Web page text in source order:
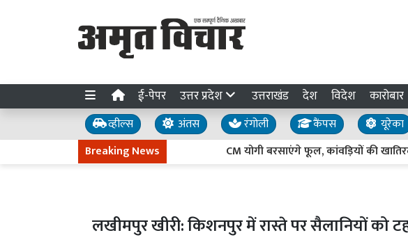
ई-पेपर उत्तर प्रदेश उत्तराखंड देश विदेश कारोबार
व्हील्स अंतस रंगोली कैंपस यूरेका
Breaking News
CM योगी बरसाएंगे फूल, कांवड़ियों की खातिरदारी
लखीमपुर खीरी: किशनपुर में रास्ते पर सैलानियों को